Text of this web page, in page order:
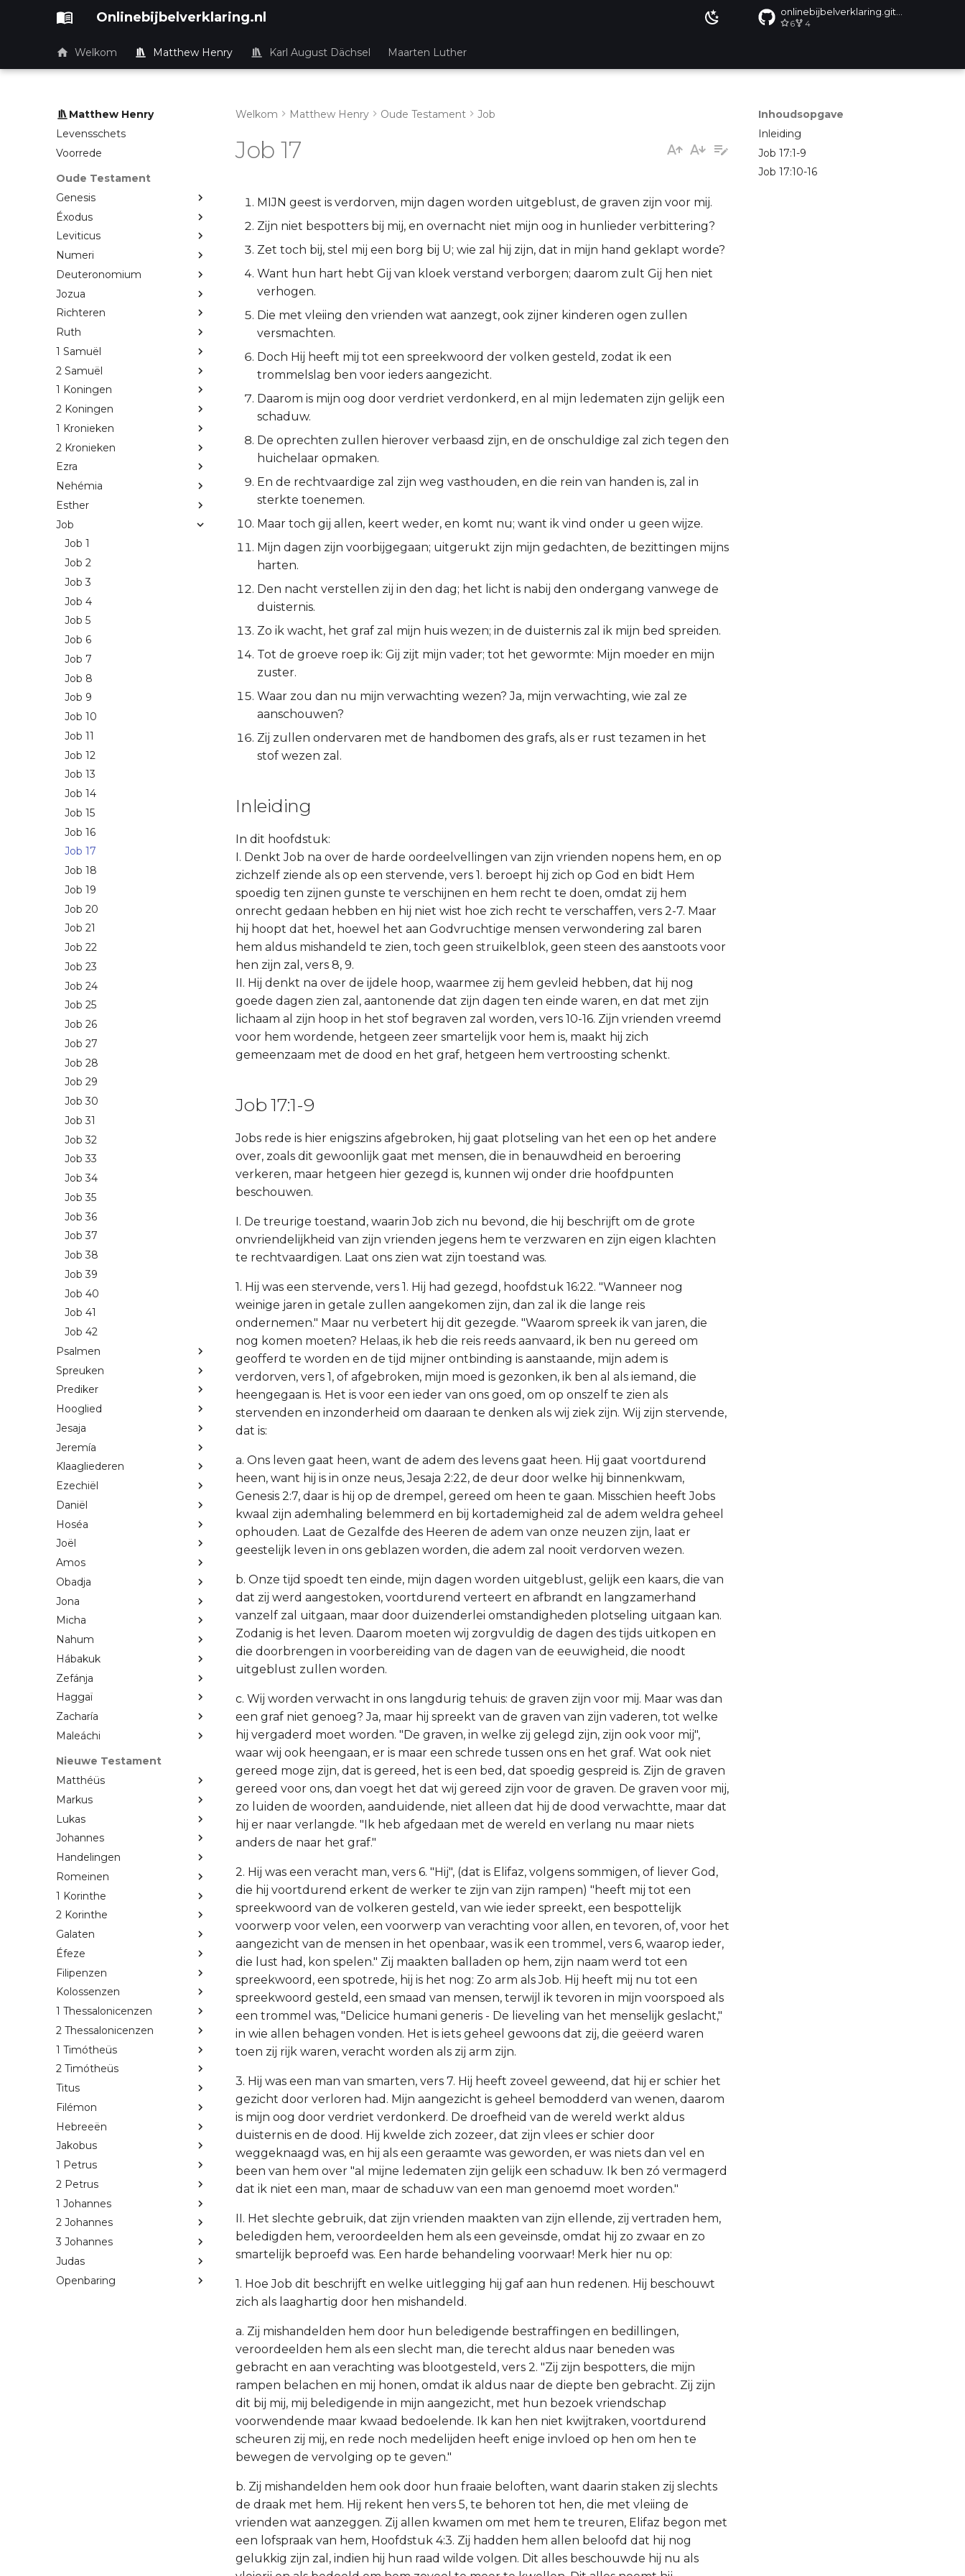
Onlinebijbelverklaring.nl 6 4
Welkom Matthew Henry Karl August Dächsel Maarten Luther
Matthew Henry
Levensschets
Voorrede
Oude Testament
Genesis
Éxodus
Leviticus
Numeri
Deuteronomium
Jozua
Richteren
Ruth
1 Samuël
2 Samuël
1 Koningen
2 Koningen
1 Kronieken
2 Kronieken
Ezra
Nehémia
Esther
Job
Job 1
Job 2
Job 3
Job 4
Job 5
Job 6
Job 7
Job 8
Job 9
Job 10
Job 11
Job 12
Job 13
Job 14
Job 15
Job 16
Job 17
Job 18
Job 19
Job 20
Job 21
Job 22
Job 23
Job 24
Job 25
Job 26
Job 27
Job 28
Job 29
Job 30
Job 31
Job 32
Job 33
Job 34
Job 35
Job 36
Job 37
Job 38
Job 39
Job 40
Job 41
Job 42
Psalmen
Spreuken
Prediker
Hooglied
Jesaja
Jeremía
Klaagliederen
Ezechiël
Daniël
Hoséa
Joël
Amos
Obadja
Jona
Micha
Nahum
Hábakuk
Zefánja
Haggaï
Zacharía
Maleáchi
Nieuwe Testament
Matthéüs
Markus
Lukas
Johannes
Handelingen
Romeinen
1 Korinthe
2 Korinthe
Galaten
Éfeze
Filipenzen
Kolossenzen
1 Thessalonicenzen
2 Thessalonicenzen
1 Timótheüs
2 Timótheüs
Titus
Filémon
Hebreeën
Jakobus
1 Petrus
2 Petrus
1 Johannes
2 Johannes
3 Johannes
Judas
Openbaring
Inhoudsopgave
Inleiding
Job 17:1-9
Job 17:10-16
Welkom Matthew Henry Oude Testament Job
Job 17
MIJN geest is verdorven, mijn dagen worden uitgeblust, de graven zijn voor mij.
Zijn niet bespotters bij mij, en overnacht niet mijn oog in hunlieder verbittering?
Zet toch bij, stel mij een borg bij U; wie zal hij zijn, dat in mijn hand geklapt worde?
Want hun hart hebt Gij van kloek verstand verborgen; daarom zult Gij hen niet
verhogen.
Die met vleiing den vrienden wat aanzegt, ook zijner kinderen ogen zullen
versmachten.
Doch Hij heeft mij tot een spreekwoord der volken gesteld, zodat ik een
trommelslag ben voor ieders aangezicht.
Daarom is mijn oog door verdriet verdonkerd, en al mijn ledematen zijn gelijk een
schaduw.
De oprechten zullen hierover verbaasd zijn, en de onschuldige zal zich tegen den
huichelaar opmaken.
En de rechtvaardige zal zijn weg vasthouden, en die rein van handen is, zal in
sterkte toenemen.
Maar toch gij allen, keert weder, en komt nu; want ik vind onder u geen wijze.
Mijn dagen zijn voorbijgegaan; uitgerukt zijn mijn gedachten, de bezittingen mijns
harten.
Den nacht verstellen zij in den dag; het licht is nabij den ondergang vanwege de
duisternis.
Zo ik wacht, het graf zal mijn huis wezen; in de duisternis zal ik mijn bed spreiden.
Tot de groeve roep ik: Gij zijt mijn vader; tot het gewormte: Mijn moeder en mijn
zuster.
Waar zou dan nu mijn verwachting wezen? Ja, mijn verwachting, wie zal ze
aanschouwen?
Zij zullen ondervaren met de handbomen des grafs, als er rust tezamen in het
stof wezen zal.
Inleiding
In dit hoofdstuk:
I. Denkt Job na over de harde oordeelvellingen van zijn vrienden nopens hem, en op
zichzelf ziende als op een stervende, vers 1. beroept hij zich op God en bidt Hem
spoedig ten zijnen gunste te verschijnen en hem recht te doen, omdat zij hem
onrecht gedaan hebben en hij niet wist hoe zich recht te verschaffen, vers 2-7. Maar
hij hoopt dat het, hoewel het aan Godvruchtige mensen verwondering zal baren
hem aldus mishandeld te zien, toch geen struikelblok, geen steen des aanstoots voor
hen zijn zal, vers 8, 9.
II. Hij denkt na over de ijdele hoop, waarmee zij hem gevleid hebben, dat hij nog
goede dagen zien zal, aantonende dat zijn dagen ten einde waren, en dat met zijn
lichaam al zijn hoop in het stof begraven zal worden, vers 10-16. Zijn vrienden vreemd
voor hem wordende, hetgeen zeer smartelijk voor hem is, maakt hij zich
gemeenzaam met de dood en het graf, hetgeen hem vertroosting schenkt.
Job 17:1-9
Jobs rede is hier enigszins afgebroken, hij gaat plotseling van het een op het andere
over, zoals dit gewoonlijk gaat met mensen, die in benauwdheid en beroering
verkeren, maar hetgeen hier gezegd is, kunnen wij onder drie hoofdpunten
beschouwen.
I. De treurige toestand, waarin Job zich nu bevond, die hij beschrijft om de grote
onvriendelijkheid van zijn vrienden jegens hem te verzwaren en zijn eigen klachten
te rechtvaardigen. Laat ons zien wat zijn toestand was.
1. Hij was een stervende, vers 1. Hij had gezegd, hoofdstuk 16:22. "Wanneer nog
weinige jaren in getale zullen aangekomen zijn, dan zal ik die lange reis
ondernemen." Maar nu verbetert hij dit gezegde. "Waarom spreek ik van jaren, die
nog komen moeten? Helaas, ik heb die reis reeds aanvaard, ik ben nu gereed om
geofferd te worden en de tijd mijner ontbinding is aanstaande, mijn adem is
verdorven, vers 1, of afgebroken, mijn moed is gezonken, ik ben al als iemand, die
heengegaan is. Het is voor een ieder van ons goed, om op onszelf te zien als
stervenden en inzonderheid om daaraan te denken als wij ziek zijn. Wij zijn stervende,
dat is:
a. Ons leven gaat heen, want de adem des levens gaat heen. Hij gaat voortdurend
heen, want hij is in onze neus, Jesaja 2:22, de deur door welke hij binnenkwam,
Genesis 2:7, daar is hij op de drempel, gereed om heen te gaan. Misschien heeft Jobs
kwaal zijn ademhaling belemmerd en bij kortademigheid zal de adem weldra geheel
ophouden. Laat de Gezalfde des Heeren de adem van onze neuzen zijn, laat er
geestelijk leven in ons geblazen worden, die adem zal nooit verdorven wezen.
b. Onze tijd spoedt ten einde, mijn dagen worden uitgeblust, gelijk een kaars, die van
dat zij werd aangestoken, voortdurend verteert en afbrandt en langzamerhand
vanzelf zal uitgaan, maar door duizenderlei omstandigheden plotseling uitgaan kan.
Zodanig is het leven. Daarom moeten wij zorgvuldig de dagen des tijds uitkopen en
die doorbrengen in voorbereiding van de dagen van de eeuwigheid, die noodt
uitgeblust zullen worden.
c. Wij worden verwacht in ons langdurig tehuis: de graven zijn voor mij. Maar was dan
een graf niet genoeg? Ja, maar hij spreekt van de graven van zijn vaderen, tot welke
hij vergaderd moet worden. "De graven, in welke zij gelegd zijn, zijn ook voor mij",
waar wij ook heengaan, er is maar een schrede tussen ons en het graf. Wat ook niet
gereed moge zijn, dat is gereed, het is een bed, dat spoedig gespreid is. Zijn de graven
gereed voor ons, dan voegt het dat wij gereed zijn voor de graven. De graven voor mij,
zo luiden de woorden, aanduidende, niet alleen dat hij de dood verwachtte, maar dat
hij er naar verlangde. "Ik heb afgedaan met de wereld en verlang nu maar niets
anders de naar het graf."
2. Hij was een veracht man, vers 6. "Hij", (dat is Elifaz, volgens sommigen, of liever God,
die hij voortdurend erkent de werker te zijn van zijn rampen) "heeft mij tot een
spreekwoord van de volkeren gesteld, van wie ieder spreekt, een bespottelijk
voorwerp voor velen, een voorwerp van verachting voor allen, en tevoren, of, voor het
aangezicht van de mensen in het openbaar, was ik een trommel, vers 6, waarop ieder,
die lust had, kon spelen." Zij maakten balladen op hem, zijn naam werd tot een
spreekwoord, een spotrede, hij is het nog: Zo arm als Job. Hij heeft mij nu tot een
spreekwoord gesteld, een smaad van mensen, terwijl ik tevoren in mijn voorspoed als
een trommel was, "Delicice humani generis - De lieveling van het menselijk geslacht,"
in wie allen behagen vonden. Het is iets geheel gewoons dat zij, die geëerd waren
toen zij rijk waren, veracht worden als zij arm zijn.
3. Hij was een man van smarten, vers 7. Hij heeft zoveel geweend, dat hij er schier het
gezicht door verloren had. Mijn aangezicht is geheel bemodderd van wenen, daarom
is mijn oog door verdriet verdonkerd. De droefheid van de wereld werkt aldus
duisternis en de dood. Hij kwelde zich zozeer, dat zijn vlees er schier door
weggeknaagd was, en hij als een geraamte was geworden, er was niets dan vel en
been van hem over "al mijne ledematen zijn gelijk een schaduw. Ik ben zó vermagerd
dat ik niet een man, maar de schaduw van een man genoemd moet worden."
II. Het slechte gebruik, dat zijn vrienden maakten van zijn ellende, zij vertraden hem,
beledigden hem, veroordeelden hem als een geveinsde, omdat hij zo zwaar en zo
smartelijk beproefd was. Een harde behandeling voorwaar! Merk hier nu op:
1. Hoe Job dit beschrijft en welke uitlegging hij gaf aan hun redenen. Hij beschouwt
zich als laaghartig door hen mishandeld.
a. Zij mishandelden hem door hun beledigende bestraffingen en bedillingen,
veroordeelden hem als een slecht man, die terecht aldus naar beneden was
gebracht en aan verachting was blootgesteld, vers 2. "Zij zijn bespotters, die mijn
rampen belachen en mij honen, omdat ik aldus naar de diepte ben gebracht. Zij zijn
dit bij mij, mij beledigende in mijn aangezicht, met hun bezoek vriendschap
voorwendende maar kwaad bedoelende. Ik kan hen niet kwijtraken, voortdurend
scheuren zij mij, en rede noch medelijden heeft enige invloed op hen om hen te
bewegen de vervolging op te geven."
b. Zij mishandelden hem ook door hun fraaie beloften, want daarin staken zij slechts
de draak met hem. Hij rekent hen vers 5, te behoren tot hen, die met vleiing de
vrienden wat aanzeggen. Zij allen kwamen om met hem te treuren, Elifaz begon met
een lofspraak van hem, Hoofdstuk 4:3. Zij hadden hem allen beloofd dat hij nog
gelukkig zijn zal, indien hij hun raad wilde volgen. Dit alles beschouwde hij nu als